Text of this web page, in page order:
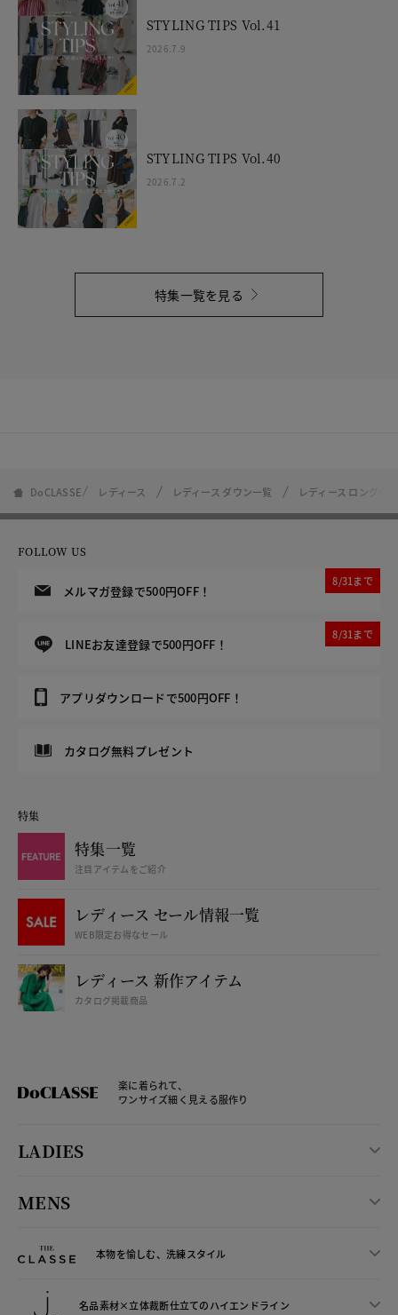
STYLING TIPS Vol.41
2026.7.9
STYLING TIPS Vol.40
2026.7.2
特集一覧を見る
DoCLASSE レディース レディース ダウン一覧 レディース ロングダ
FOLLOW US
メルマガ登録で500円OFF！
8/31まで
LINEお友達登録で500円OFF！
8/31まで
アプリダウンロードで500円OFF！
カタログ無料プレゼント
特集
特集一覧
注目アイテムをご紹介
レディース セール情報一覧
WEB限定お得なセール
レディース 新作アイテム
カタログ掲載商品
楽に着られて、
ワンサイズ細く見える服作り
LADIES
MENS
本物を愉しむ、洗練スタイル
名品素材×立体裁断仕立てのハイエンドライン